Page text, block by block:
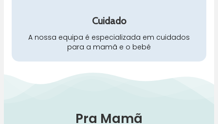
Cuidado
A nossa equipa é especializada em cuidados
para a mamã e o bebé
Pra Mamã